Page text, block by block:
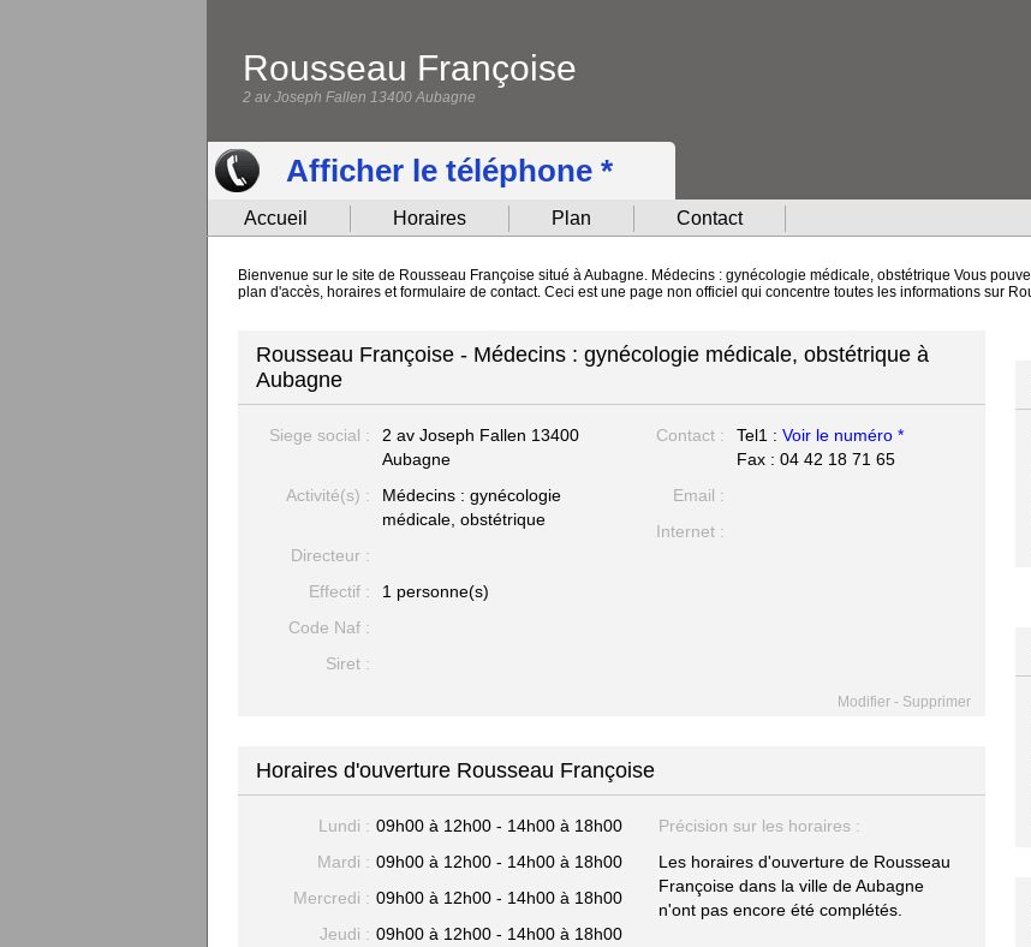
Rousseau Françoise
2 av Joseph Fallen 13400 Aubagne
Afficher le téléphone *
Accueil Horaires Plan Contact
Bienvenue sur le site de Rousseau Françoise situé à Aubagne. Médecins : gynécologie médicale, obstétrique Vous
plan d'accès, horaires et formulaire de contact. Ceci est une page non officiel qui concentre toutes les informations sur
Rousseau Françoise - Médecins : gynécologie médicale, obstétrique à
Aubagne
Siege social : 2 av Joseph Fallen 13400
Aubagne
Activité(s) :
Médecins : gynécologie
médicale, obstétrique
Directeur :
Effectif :
1 personne(s)
Code Naf :
Siret :
Contact : Tel1 : Voir le numéro *
Fax : 04 42 18 71 65
Email :
Internet :
Modifier - Supprimer
Horaires d'ouverture Rousseau Françoise
Lundi : 09h00 à 12h00 - 14h00 à 18h00
Mardi : 09h00 à 12h00 - 14h00 à 18h00
Mercredi : 09h00 à 12h00 - 14h00 à 18h00
Jeudi : 09h00 à 12h00 - 14h00 à 18h00
Précision sur les horaires :
Les horaires d'ouverture de Rousseau
Françoise dans la ville de Aubagne
n'ont pas encore été complétés.